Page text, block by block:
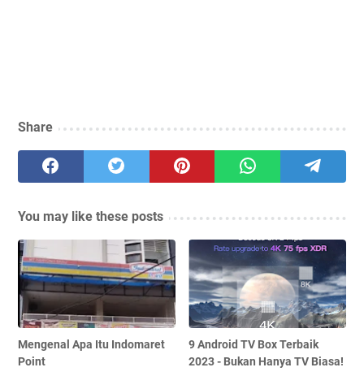
Share
You may like these posts
Mengenal Apa Itu Indomaret
Point
9 Android TV Box Terbaik
2023 - Bukan Hanya TV Biasa!